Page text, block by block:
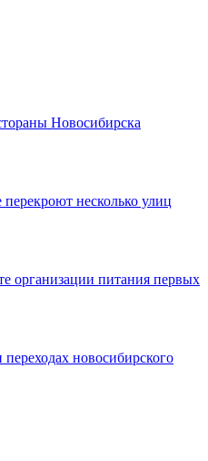
Новосибирска
несколько улиц
организации питания первых
новосибирского